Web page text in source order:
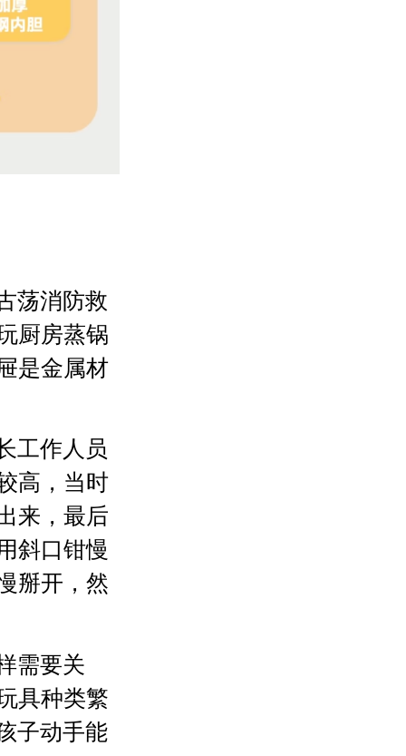
荡消防救
厨房蒸锅
是金属材
工作人员
高，当时
来，最后
斜口钳慢
掰开，然
需要关
具种类繁
子动手能